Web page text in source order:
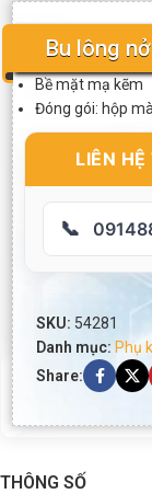
Bu lông
Bề mặt mạ kẽm
Đóng gói: hộp
LIÊN
📞
SKU: 54281
Danh mục: Phụ
Share:
THÔNG SỐ